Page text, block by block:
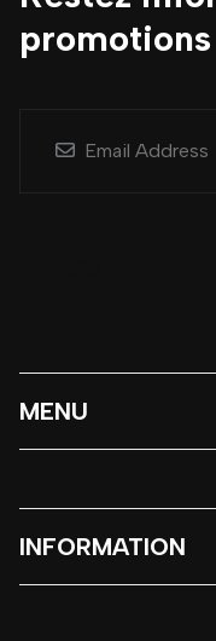
MENU
INFORMATION